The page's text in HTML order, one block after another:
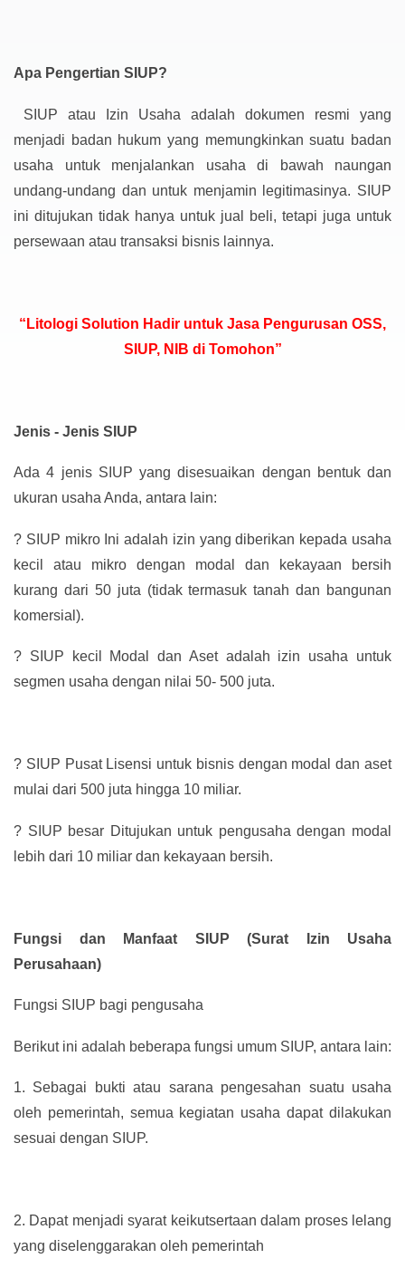
Apa Pengertian SIUP?
SIUP atau Izin Usaha adalah dokumen resmi yang
menjadi badan hukum yang memungkinkan suatu badan
usaha untuk menjalankan usaha di bawah naungan
undang-undang dan untuk menjamin legitimasinya. SIUP
ini ditujukan tidak hanya untuk jual beli, tetapi juga untuk
persewaan atau transaksi bisnis lainnya.
“Litologi Solution Hadir untuk Jasa Pengurusan OSS,
SIUP, NIB di Tomohon”
Jenis - Jenis SIUP
Ada 4 jenis SIUP yang disesuaikan dengan bentuk dan
ukuran usaha Anda, antara lain:
? SIUP mikro Ini adalah izin yang diberikan kepada usaha
kecil atau mikro dengan modal dan kekayaan bersih
kurang dari 50 juta (tidak termasuk tanah dan bangunan
komersial).
? SIUP kecil Modal dan Aset adalah izin usaha untuk
segmen usaha dengan nilai 50- 500 juta.
? SIUP Pusat Lisensi untuk bisnis dengan modal dan aset
mulai dari 500 juta hingga 10 miliar.
? SIUP besar Ditujukan untuk pengusaha dengan modal
lebih dari 10 miliar dan kekayaan bersih.
Fungsi dan Manfaat SIUP (Surat Izin Usaha
Perusahaan)
Fungsi SIUP bagi pengusaha
Berikut ini adalah beberapa fungsi umum SIUP, antara lain:
1. Sebagai bukti atau sarana pengesahan suatu usaha
oleh pemerintah, semua kegiatan usaha dapat dilakukan
sesuai dengan SIUP.
2. Dapat menjadi syarat keikutsertaan dalam proses lelang
yang diselenggarakan oleh pemerintah